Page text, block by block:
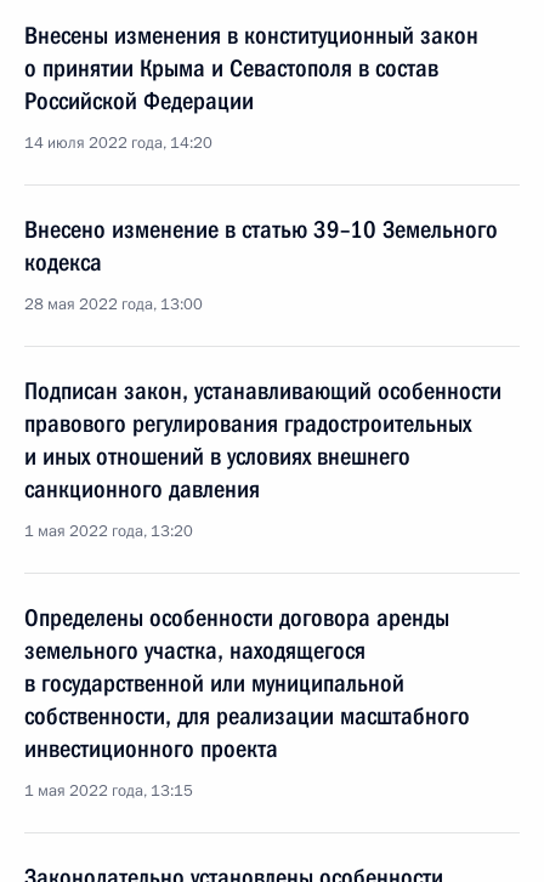
Внесены изменения в конституционный закон
о принятии Крыма и Севастополя в состав
Российской Федерации
14 июля 2022 года, 14:20
Внесено изменение в статью 39–10 Земельного
кодекса
28 мая 2022 года, 13:00
Подписан закон, устанавливающий особенности
правового регулирования градостроительных
и иных отношений в условиях внешнего
санкционного давления
1 мая 2022 года, 13:20
Определены особенности договора аренды
земельного участка, находящегося
в государственной или муниципальной
собственности, для реализации масштабного
инвестиционного проекта
1 мая 2022 года, 13:15